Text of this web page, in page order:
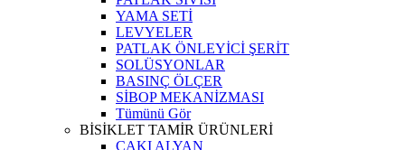
YAMA SETİ
LEVYELER
PATLAK ÖNLEYİCİ ŞERİT
SOLÜSYONLAR
BASINÇ ÖLÇER
SİBOP MEKANİZMASI
Tümünü Gör
BİSİKLET TAMİR ÜRÜNLERİ
ÇAKI ALYAN